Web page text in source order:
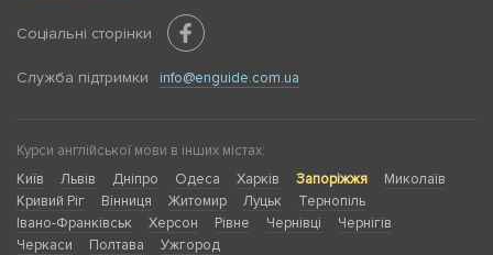
Соціальні сторінки
Служба підтримки info@enguide.com.ua
Курси англійської мови в інших містах:
Київ
Львів Дніпро Одеса Харків Запоріжжя
Миколаїв
Кривий Ріг
Вінниця Житомир Луцьк
Тернопіль
Івано-Франківськ
Херсон Рівне Чернівці
Чернігів
Черкаси
Полтава Ужгород